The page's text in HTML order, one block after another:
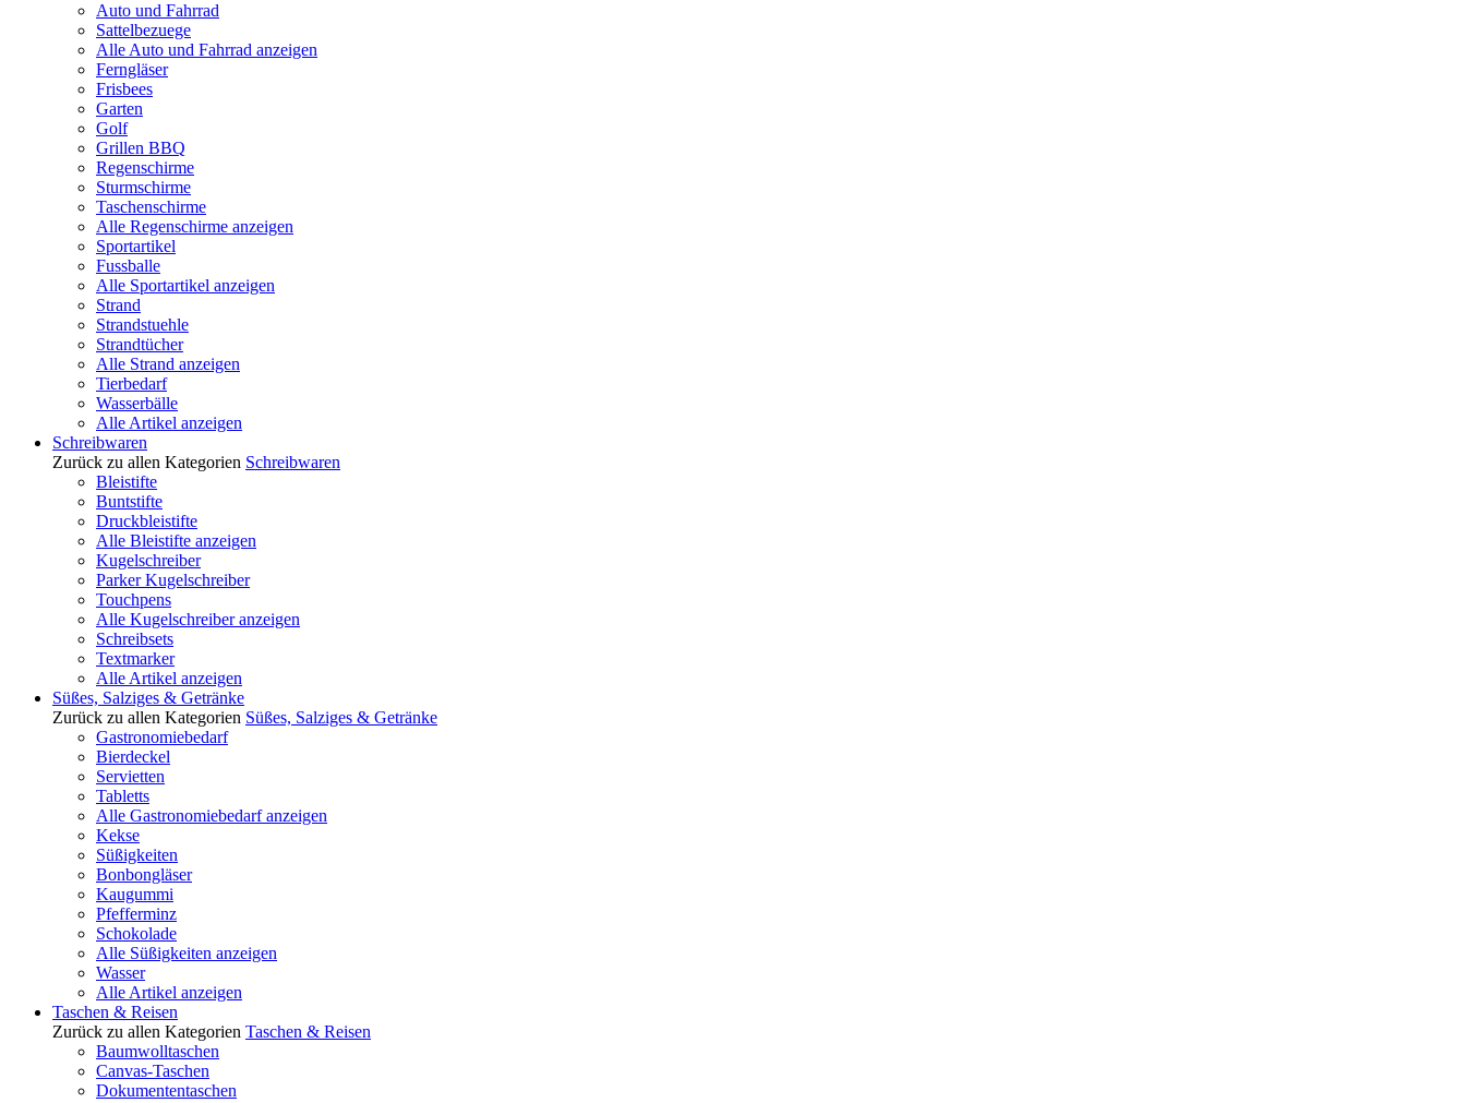
Auto und Fahrrad
Sattelbezuege
Alle Auto und Fahrrad anzeigen
Ferngläser
Frisbees
Garten
Golf
Grillen BBQ
Regenschirme
Sturmschirme
Taschenschirme
Alle Regenschirme anzeigen
Sportartikel
Fussballe
Alle Sportartikel anzeigen
Strand
Strandstuehle
Strandtücher
Alle Strand anzeigen
Tierbedarf
Wasserbälle
Alle Artikel anzeigen
Schreibwaren
Zurück zu allen Kategorien Schreibwaren
Bleistifte
Buntstifte
Druckbleistifte
Alle Bleistifte anzeigen
Kugelschreiber
Parker Kugelschreiber
Touchpens
Alle Kugelschreiber anzeigen
Schreibsets
Textmarker
Alle Artikel anzeigen
Süßes, Salziges & Getränke
Zurück zu allen Kategorien Süßes, Salziges & Getränke
Gastronomiebedarf
Bierdeckel
Servietten
Tabletts
Alle Gastronomiebedarf anzeigen
Kekse
Süßigkeiten
Bonbongläser
Kaugummi
Pfefferminz
Schokolade
Alle Süßigkeiten anzeigen
Wasser
Alle Artikel anzeigen
Taschen & Reisen
Zurück zu allen Kategorien Taschen & Reisen
Baumwolltaschen
Canvas-Taschen
Dokumententaschen